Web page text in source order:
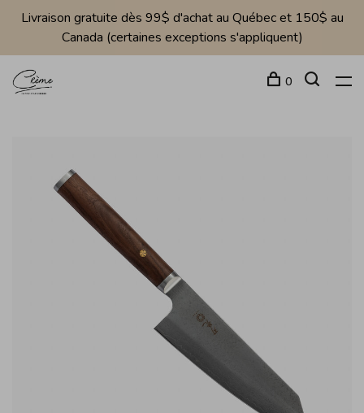
Livraison gratuite dès 99$ d'achat au Québec et 150$ au
Canada (certaines exceptions s'appliquent)
0